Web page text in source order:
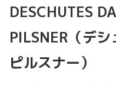
DESCHUTES
PILSNER（デシ
ピルスナー）